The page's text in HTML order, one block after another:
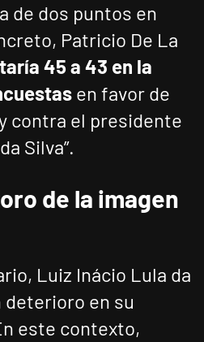
de dos puntos en
Patricio De La
45 a 43 en la
en favor de
contra el presidente
Silva”.
de la imagen
Luiz Inácio Lula da
deterioro en su
este contexto,